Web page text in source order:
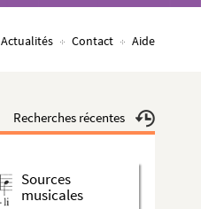
Actualités Contact Aide
Recherches récentes
Sources
musicales